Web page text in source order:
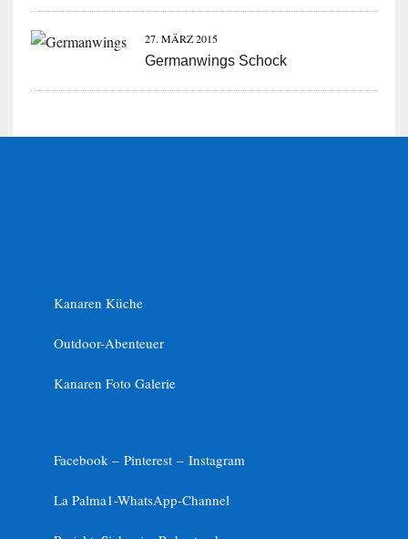
27. MÄRZ 2015
Germanwings Schock
Kanaren Küche
Outdoor-Abenteuer
Kanaren Foto Galerie
Facebook – Pinterest – Instagram
La Palma1-WhatsApp-Channel